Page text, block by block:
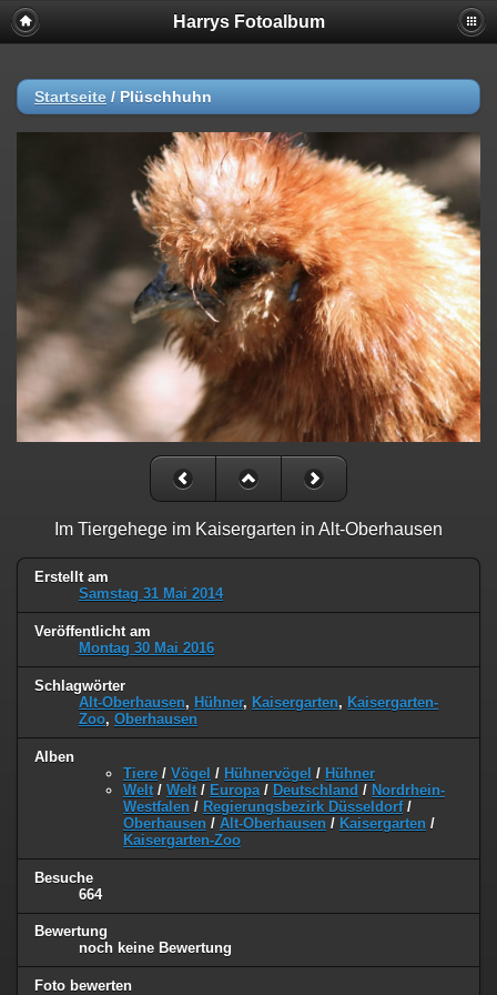
Harrys Fotoalbum
Startseite / Plüschhuhn
Im Tiergehege im Kaisergarten in Alt-Oberhausen
Erstellt am
Samstag 31 Mai 2014
Veröffentlicht am
Montag 30 Mai 2016
Schlagwörter
Alt-Oberhausen, Hühner, Kaisergarten, Kaisergarten-
Zoo, Oberhausen
Alben
Tiere / Vögel / Hühnervögel / Hühner
Welt / Welt / Europa / Deutschland / Nordrhein-
Westfalen / Regierungsbezirk Düsseldorf/
Oberhausen / Alt-Oberhausen / Kaisergarten /
Kaisergarten-Zoo
Besuche
664
Bewertung
noch keine Bewertung
Foto bewerten